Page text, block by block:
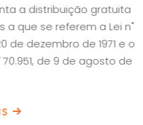
a distribuição gratuita
a que se referem a Lei n˚
de dezembro de 1971 e o
70.951, de 9 de agosto de